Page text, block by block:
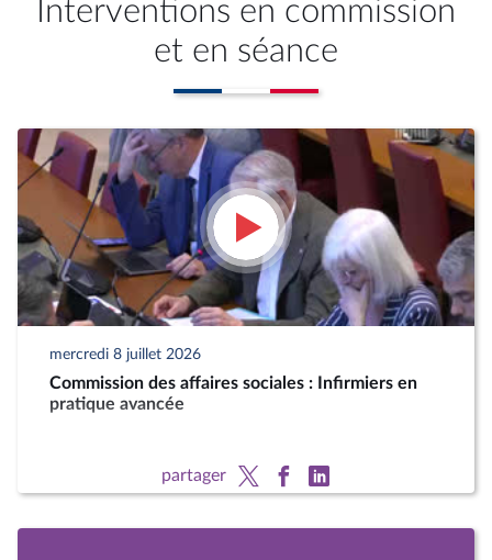
Interventions en commission
et en séance
mercredi 8 juillet 2026
Commission des affaires sociales : Infirmiers en
pratique avancée
partager